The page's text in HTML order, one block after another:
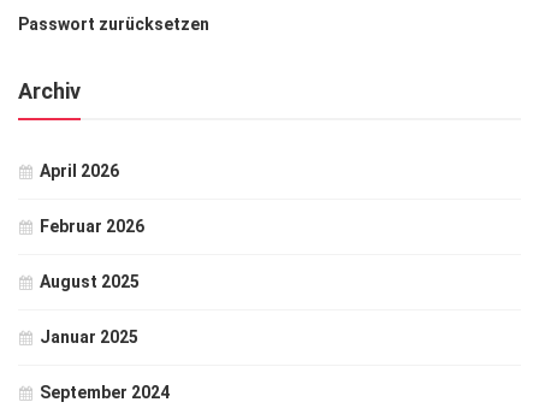
Passwort zurücksetzen
Archiv
April 2026
Februar 2026
August 2025
Januar 2025
September 2024